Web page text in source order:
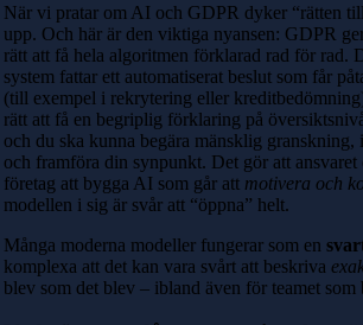
När vi pratar om AI och GDPR dyker “rätten
upp. Och här är den viktiga nyansen: GDPR
rätt att få hela algoritmen förklarad rad för rad.
system fattar ett automatiserat beslut som får
(till exempel i rekrytering eller
rätt att få en begriplig förklaring på
och du ska kunna begära mänsklig granskning,
och framföra din synpunkt. Det gör att ansvaret
företag att bygga AI som går att motivera och
modellen i sig är svår att “öppna” helt.
Många moderna modeller fungerar som en
komplexa att det kan vara svårt att beskriva
blev som det blev – ibland även för teamet som